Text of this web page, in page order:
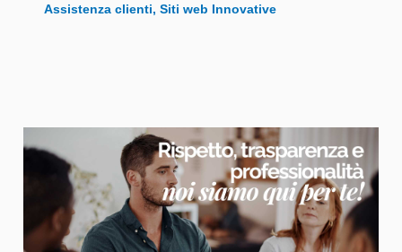
Assistenza clienti, Siti web Innovative